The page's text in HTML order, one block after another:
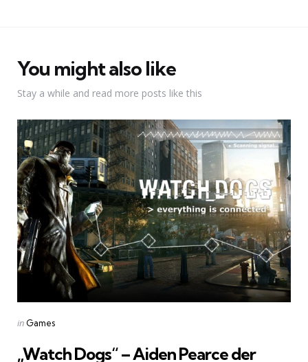
You might also like
Stay a while and read more posts like this
Categories
Posted
in Games
„Watch Dogs“ – Aiden Pearce der